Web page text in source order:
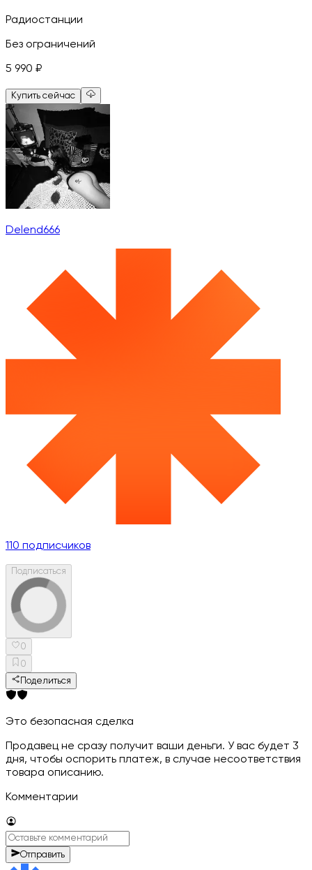
Радиостанции
Без ограничений
5 990 ₽
Купить сейчас
Delend666
110 подписчиков
Подписаться
0
0
Поделиться
Это безопасная сделка
Продавец не сразу получит ваши деньги. У вас будет 3
дня, чтобы оспорить платеж, в случае несоответствия
товара описанию.
Комментарии
Отправить